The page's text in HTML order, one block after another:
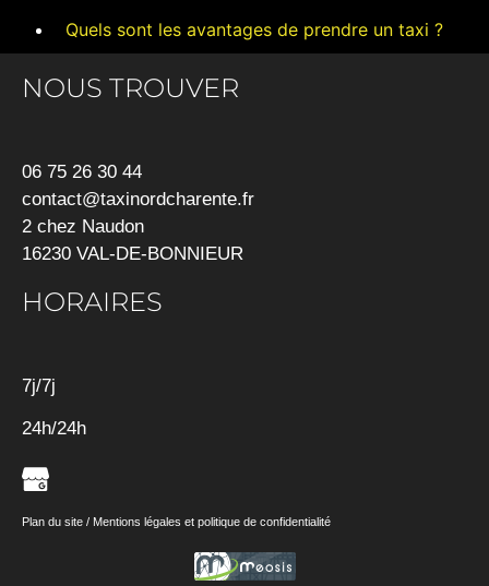
Quels sont les avantages de prendre un taxi ?
NOUS TROUVER
06 75 26 30 44
contact@taxinordcharente.fr
2 chez Naudon
16230 VAL-DE-BONNIEUR
HORAIRES
7j/7j
24h/24h
Plan du site / Mentions légales et politique de confidentialité